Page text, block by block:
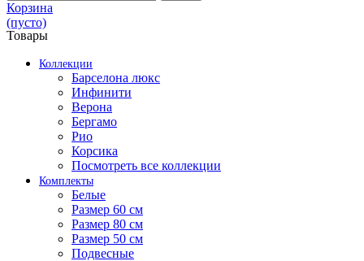
Корзина
(пусто)
Товары
Коллекции
Барселона люкс
Инфинити
Верона
Бергамо
Рио
Корсика
Посмотреть все коллекции
Комплекты
Белые
Размер 60 см
Размер 80 см
Размер 50 см
Подвесные